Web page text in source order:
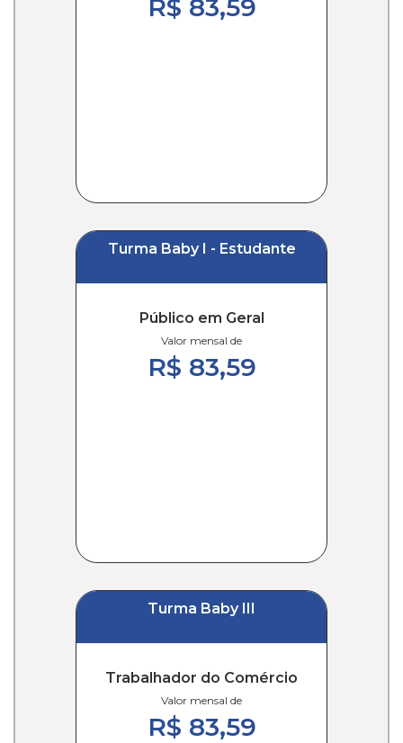
R$ 83,59
Turma Baby I - Estudante
Público em Geral
Valor mensal de
R$ 83,59
Turma Baby III
Trabalhador do Comércio
Valor mensal de
R$ 83,59